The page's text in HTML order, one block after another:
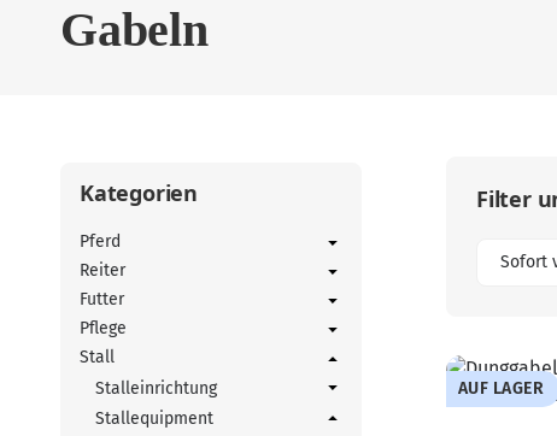
Gabeln
Filter
Sofort
AUF LAGER
Kategorien
Pferd
Reiter
Futter
Pflege
Stall
Stalleinrichtung
Stallequipment